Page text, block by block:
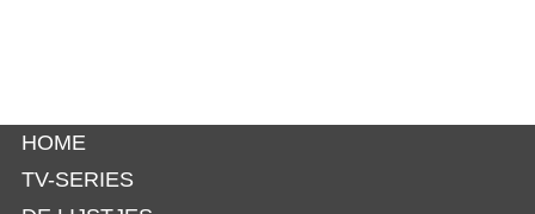
HOME
TV-SERIES